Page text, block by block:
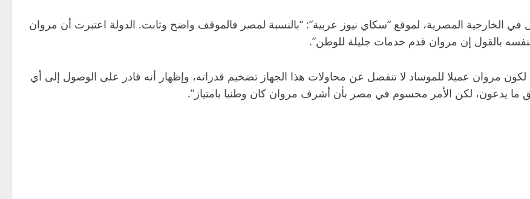
المصرية، لموقع “سكاي نيوز عربية”: “بالنسبة لمصر فالموقف واضح وثابت. الدولة اعتبرت أن مروان
بالقول إن مروان قدم خدمات جليلة للوطن”.
لكون مروان عميلا للموساد لا تنفصل عن محاولات هذا الجهاز تضخيم قدراته، وإظهار أنه قادر على الوصول إلى أي
يدعون، لكن الأمر محسوم في مصر بأن أشرف مروان كان وطنيا بامتياز”.